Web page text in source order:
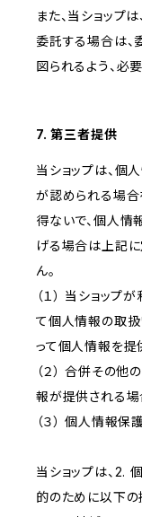
また、当ショップ
委託する場合は
図られるよう、必
7. 第三者提供
当ショップは、個
が認められる場合
得ないで、個人情
げる場合は上記
ん。
（１） 当ショッ
て個人情報の取
って個人情報を提
（２） 合併その
報が提供される場
（３） 個人情報
当ショップは、2.
的のために以下の